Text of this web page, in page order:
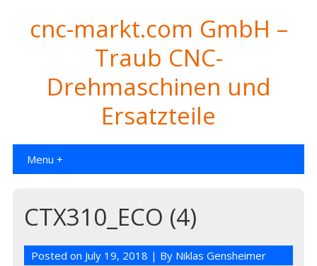
cnc-markt.com GmbH –
Traub CNC-
Drehmaschinen und
Ersatzteile
Menu +
CTX310_ECO (4)
Posted on July 19, 2018 | By Niklas Gensheimer